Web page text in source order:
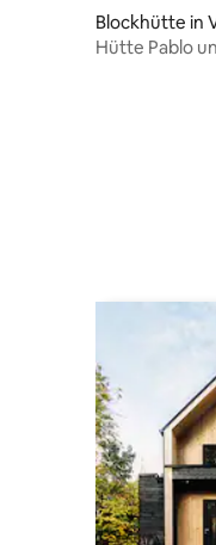
Blockhütte in
Hütte Pablo